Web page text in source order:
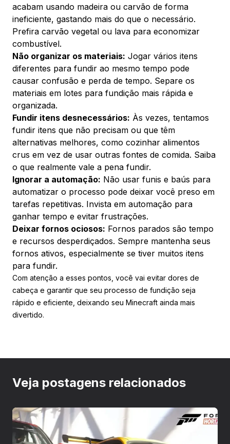
acabam usando madeira ou carvão de forma
ineficiente, gastando mais do que o necessário.
Prefira carvão vegetal ou lava para economizar
combustível.
Não organizar os materiais: Jogar vários itens
diferentes para fundir ao mesmo tempo pode
causar confusão e perda de tempo. Separe os
materiais em lotes para fundição mais rápida e
organizada.
Fundir itens desnecessários: Às vezes, tentamos
fundir itens que não precisam ou que têm
alternativas melhores, como cozinhar alimentos
crus em vez de usar outras fontes de comida. Saiba
o que realmente vale a pena fundir.
Ignorar a automação: Não usar funis e baús para
automatizar o processo pode deixar você preso em
tarefas repetitivas. Invista em automação para
ganhar tempo e evitar frustrações.
Deixar fornos ociosos: Fornos parados são tempo
e recursos desperdiçados. Sempre mantenha seus
fornos ativos, especialmente se tiver muitos itens
para fundir.
Com atenção a esses pontos, você vai evitar dores de
cabeça e garantir que seu processo de fundição seja
rápido e eficiente, deixando seu Minecraft ainda mais
divertido.
Veja postagens relacionados